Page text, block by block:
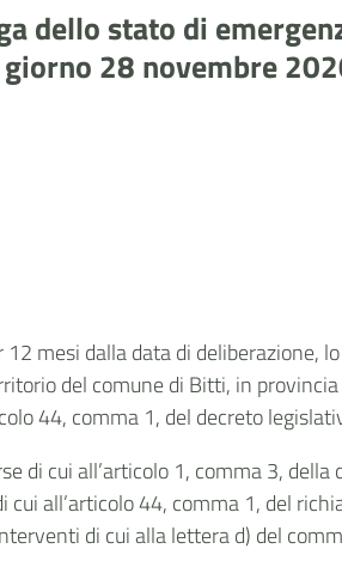
dello stato di
28 novembre
mesi dalla data di deliberazione,
del comune di Bitti, in
44, comma 1, del decreto
di cui all’articolo 1, comma 3, della
all’articolo 44, comma 1, del
di cui alla lettera d) del